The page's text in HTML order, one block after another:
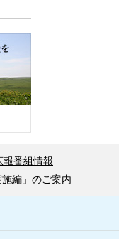
報番組情報
編」のご案内